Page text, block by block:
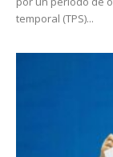
temporal (TPS)...